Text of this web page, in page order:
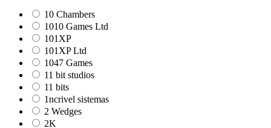
10 Chambers
1010 Games Ltd
101XP
101XP Ltd
1047 Games
11 bit studios
11 bits
1ncrivel sistemas
2 Wedges
2K